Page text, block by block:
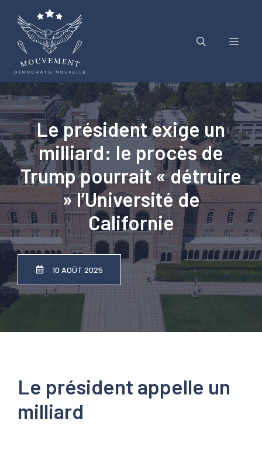
contenu
Menu
Le président exige un
milliard: le procès de
Trump pourrait « détruire
» l’Université de
Californie
10 AOÛT 2025
Le président appelle un
milliard